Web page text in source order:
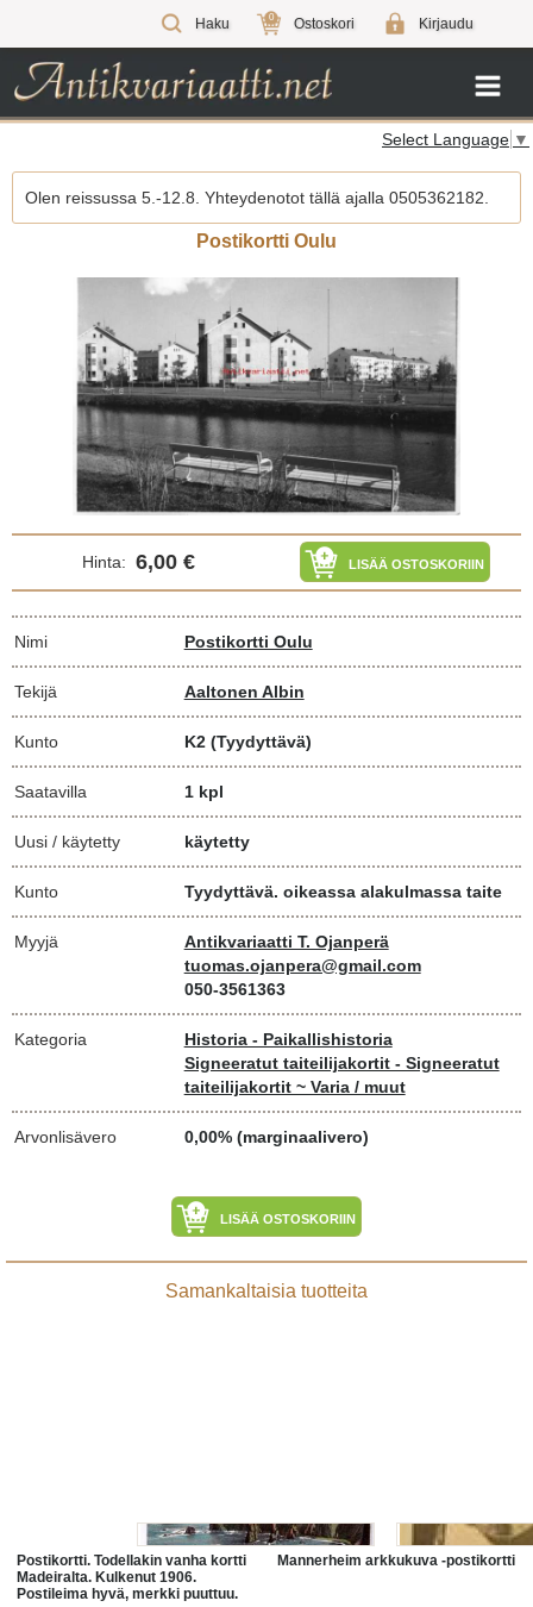
Haku 0 Ostoskori Kirjaudu
Select Language ▼
Olen reissussa 5.-12.8. Yhteydenotot tällä ajalla 0505362182.
Postikortti Oulu
Hinta: 6,00 € LISÄÄ OSTOSKORIIN
Nimi Postikortti Oulu
Tekijä Aaltonen Albin
Kunto K2 (Tyydyttävä)
Saatavilla 1 kpl
Uusi / käytetty käytetty
Kunto Tyydyttävä. oikeassa alakulmassa taite
Myyjä
Antikvariaatti T. Ojanperä
tuomas.ojanpera@gmail.com
050-3561363
Kategoria
Historia - Paikallishistoria
Signeeratut taiteilijakortit - Signeeratut
taiteilijakortit ~ Varia / muut
Arvonlisävero 0,00% (marginaalivero)
LISÄÄ OSTOSKORIIN
Samankaltaisia tuotteita
Postikortti. Todellakin vanha kortti
Madeiralta. Kulkenut 1906.
Postileima hyvä, merkki puuttuu.
Mannerheim arkkukuva -postikortti